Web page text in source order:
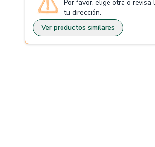
Por favor, elige otra o revisa
tu dirección.
Ver productos similares